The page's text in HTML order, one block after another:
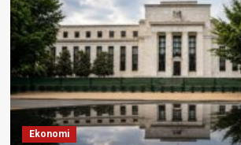
5%
Usai
AS
Tunda
Serangan
ke
Iran
Ekonomi